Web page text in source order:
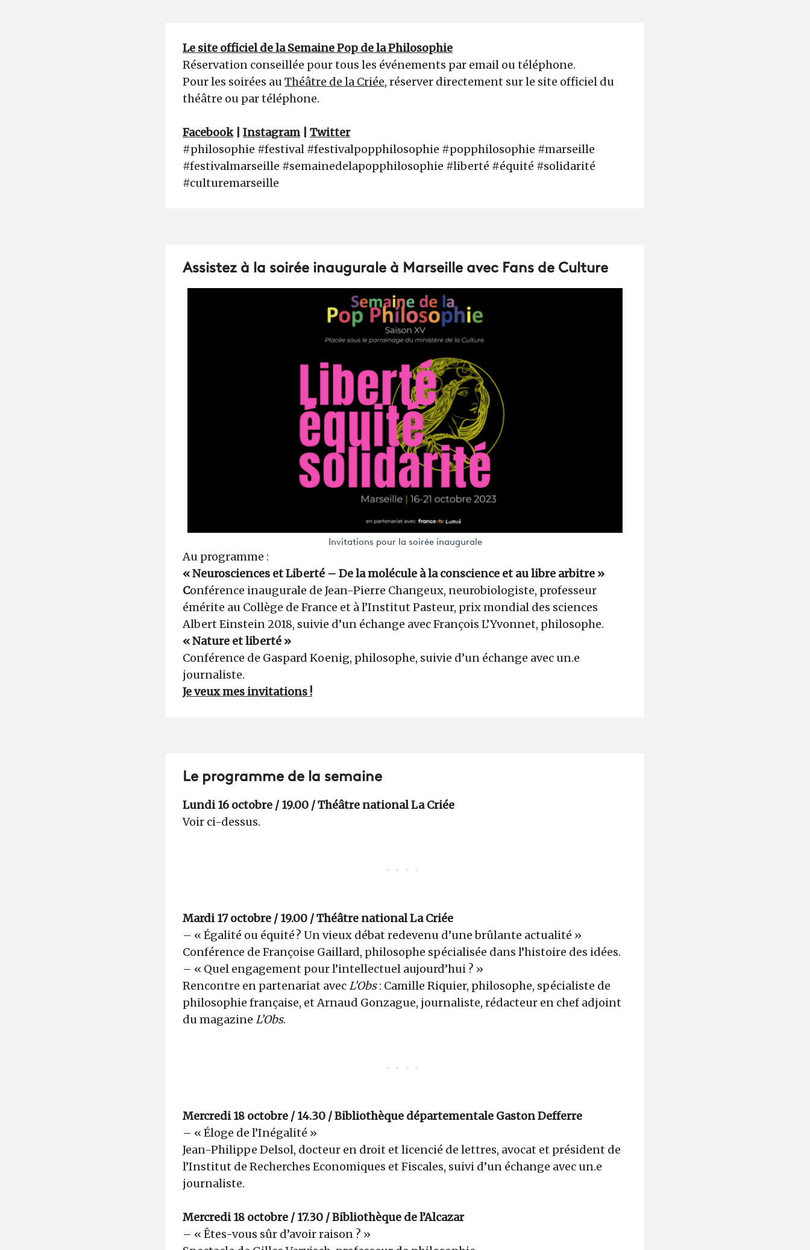
Le site officiel de la Semaine Pop de la Philosophie
Réservation conseillée pour tous les événements par email ou téléphone.
Pour les soirées auThéâtre de la Criée, réserver directement sur le site officiel du
théâtre ou par téléphone.
Facebook| Instagram| Twitter
#philosophie #festival #festivalpopphilosophie #popphilosophie #marseille
#festivalmarseille #semainedelapopphilosophie #liberté #équité #solidarité
#culturemarseille
Assistez à la soirée inaugurale à Marseille avec Fans de Culture
Invitations pour la soirée inaugurale
Au programme :
« Neurosciences et Liberté – De la molécule à la conscience et au libre arbitre »
Conférence inaugurale de Jean-Pierre Changeux, neurobiologiste, professeur
émérite au Collège de France et à l’Institut Pasteur, prix mondial des sciences
Albert Einstein 2018, suivie d’un échange avec François L’Yvonnet, philosophe.
« Nature et liberté »
Conférence de Gaspard Koenig, philosophe, suivie d’un échange avec un.e
journaliste.
Je veux mes invitations !
Le programme de la semaine
Lundi 16 octobre / 19.00 / Théâtre national La Criée
Voir ci-dessus.
Mardi 17 octobre / 19.00 / Théâtre national La Criée
– « Égalité ou équité ? Un vieux débat redevenu d’une brûlante actualité »
Conférence de Françoise Gaillard, philosophe spécialisée dans l’histoire des idées.
– « Quel engagement pour l’intellectuel aujourd’hui ? »
Rencontre en partenariat avecL’Obs: Camille Riquier, philosophe, spécialiste de
philosophie française, et Arnaud Gonzague, journaliste, rédacteur en chef adjoint
du magazine L’Obs.
Mercredi 18 octobre / 14.30 / Bibliothèque départementale Gaston Defferre
– « Éloge de l’Inégalité »
Jean-Philippe Delsol, docteur en droit et licencié de lettres, avocat et président de
l’Institut de Recherches Economiques et Fiscales, suivi d’un échange avec un.e
journaliste.
Mercredi 18 octobre / 17.30 / Bibliothèque de l’Alcazar
– « Êtes-vous sûr d’avoir raison ? »